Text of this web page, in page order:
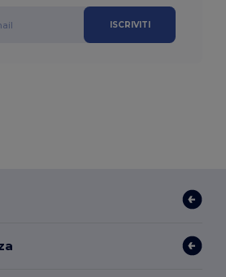
ISCRIVITI